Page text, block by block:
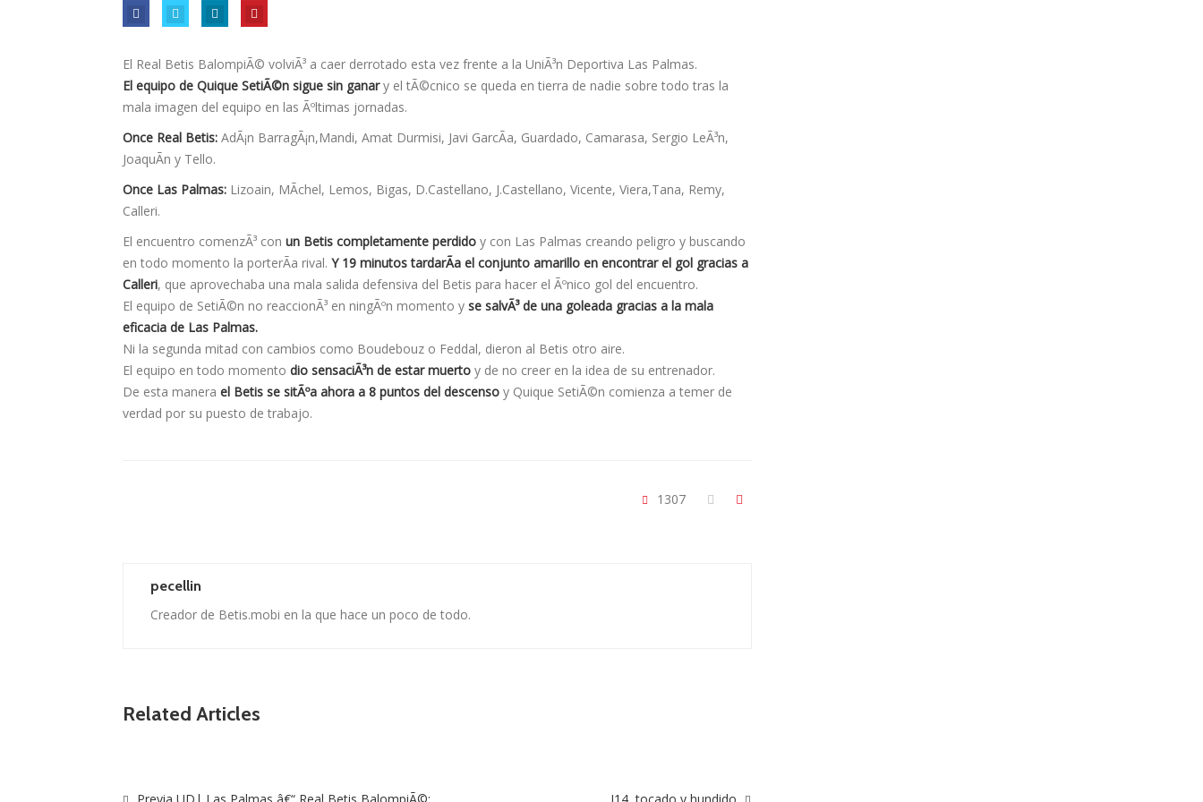
El Real Betis BalompiÃ© volviÃ³ a caer derrotado esta vez frente a la UniÃ³n Deportiva Las Palmas.
El equipo de Quique SetiÃ©n sigue sin ganary el tÃ©cnico se queda en tierra de nadie sobre todo tras la
mala imagen del equipo en las Ãºltimas jornadas.
Once Real Betis: AdÃ¡n BarragÃ¡n,Mandi, Amat Durmisi, Javi GarcÃ­a, Guardado, Camarasa, Sergio LeÃ³n,
JoaquÃ­n y Tello.
Once Las Palmas: Lizoain, MÃ­chel, Lemos, Bigas, D.Castellano, J.Castellano, Vicente, Viera,Tana, Remy,
Calleri.
El encuentro comenzÃ³ con un Betis completamente perdido y con Las Palmas creando peligro y buscando
en todo momento la porterÃ­a rival. Y 19 minutos tardarÃ­a el conjunto amarillo en encontrar el gol gracias a
Calleri, que aprovechaba una mala salida defensiva del Betis para hacer el Ãºnico gol del encuentro.
El equipo de SetiÃ©n no reaccionÃ³ en ningÃºn momento y se salvÃ³ de una goleada gracias a la mala
eficacia de Las Palmas.
Ni la segunda mitad con cambios como Boudebouz o Feddal, dieron al Betis otro aire.
El equipo en todo momento dio sensaciÃ³n de estar muerto y de no creer en la idea de su entrenador.
De esta manera el Betis se sitÃºa ahora a 8 puntos del descenso y Quique SetiÃ©n comienza a temer de
verdad por su puesto de trabajo.
1307
pecellin
Creador de Betis.mobi en la que hace un poco de todo.
Related Articles